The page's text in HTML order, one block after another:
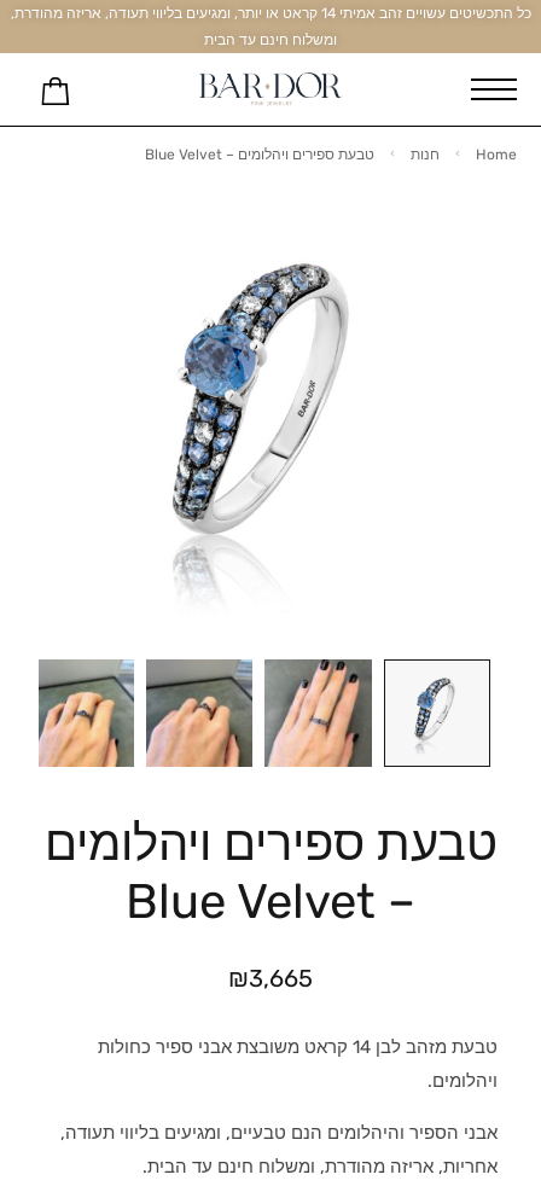
כל התכשיטים עשויים זהב אמיתי 14 קראט או יותר, ומגיעים בליווי תעודה, אריזה מהודרת,
ומשלוח חינם עד הבית
Home חנות טבעת ספירים ויהלומים – Blue Velvet
טבעת ספירים ויהלומים
– Blue Velvet
₪3,665
טבעת מזהב לבן 14 קראט משובצת אבני ספיר כחולות
ויהלומים.
אבני הספיר והיהלומים הנם טבעיים, ומגיעים בליווי תעודה,
אחריות, אריזה מהודרת, ומשלוח חינם עד הבית.